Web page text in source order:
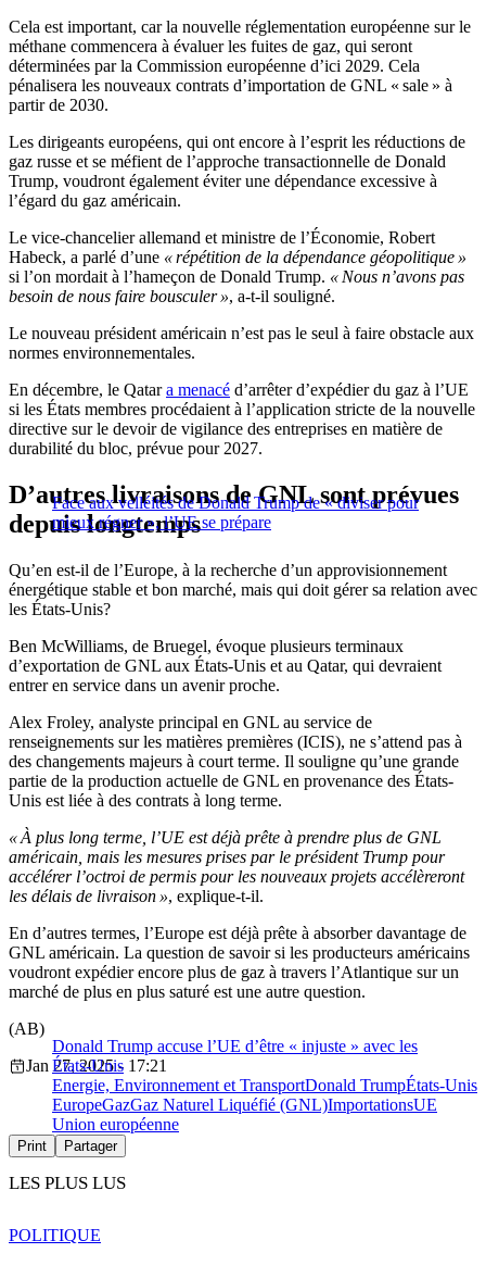
Cela est important, car la nouvelle réglementation européenne sur le
méthane commencera à évaluer les fuites de gaz, qui seront
déterminées par la Commission européenne d’ici 2029. Cela
pénalisera les nouveaux contrats d’importation de GNL « sale » à
partir de 2030.
Les dirigeants européens, qui ont encore à l’esprit les réductions de
gaz russe et se méfient de l’approche transactionnelle de Donald
Trump, voudront également éviter une dépendance excessive à
l’égard du gaz américain.
Le vice-chancelier allemand et ministre de l’Économie, Robert
Habeck, a parlé d’une « répétition de la dépendance géopolitique »
si l’on mordait à l’hameçon de Donald Trump. « Nous n’avons pas
besoin de nous faire bousculer », a-t-il souligné.
Le nouveau président américain n’est pas le seul à faire obstacle aux
normes environnementales.
En décembre, le Qatara menacé d’arrêter d’expédier du gaz à l’UE
si les États membres procédaient à l’application stricte de la nouvelle
directive sur le devoir de vigilance des entreprises en matière de
durabilité du bloc, prévue pour 2027.
Face aux velléités de Donald Trump de « diviser pour
mieux régner », l’UE se prépare
D’autres livraisons de GNL sont prévues
depuis longtemps
Qu’en est-il de l’Europe, à la recherche d’un approvisionnement
énergétique stable et bon marché, mais qui doit gérer sa relation avec
les États-Unis?
Ben McWilliams, de Bruegel, évoque plusieurs terminaux
d’exportation de GNL aux États-Unis et au Qatar, qui devraient
entrer en service dans un avenir proche.
Alex Froley, analyste principal en GNL au service de
renseignements sur les matières premières (ICIS), ne s’attend pas à
des changements majeurs à court terme. Il souligne qu’une grande
partie de la production actuelle de GNL en provenance des États-
Unis est liée à des contrats à long terme.
« À plus long terme, l’UE est déjà prête à prendre plus de GNL
américain, mais les mesures prises par le président Trump pour
accélérer l’octroi de permis pour les nouveaux projets accélèreront
les délais de livraison », explique-t-il.
En d’autres termes, l’Europe est déjà prête à absorber davantage de
GNL américain. La question de savoir si les producteurs américains
voudront expédier encore plus de gaz à travers l’Atlantique sur un
marché de plus en plus saturé est une autre question.
Donald Trump accuse l’UE d’être « injuste » avec les
États-Unis
(AB)
Jan 27, 2025 - 17:21
Energie, Environnement et TransportDonald TrumpÉtats-Unis
EuropeGazGaz Naturel Liquéfié (GNL)ImportationsUE
Union européenne
Print Partager
LES PLUS LUS
POLITIQUE